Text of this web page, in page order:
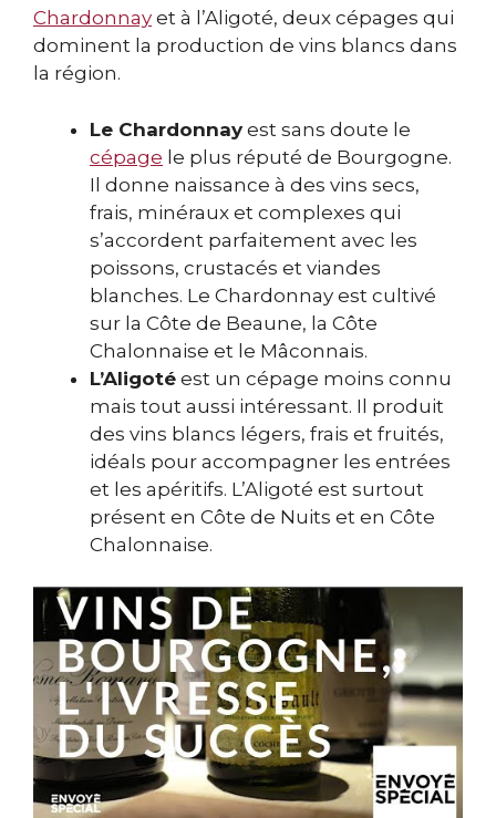
Chardonnay et à l’Aligoté, deux cépages qui
dominent la production de vins blancs dans
la région.
Le Chardonnay est sans doute le
cépage le plus réputé de Bourgogne.
Il donne naissance à des vins secs,
frais, minéraux et complexes qui
s’accordent parfaitement avec les
poissons, crustacés et viandes
blanches. Le Chardonnay est cultivé
sur la Côte de Beaune, la Côte
Chalonnaise et le Mâconnais.
L’Aligoté est un cépage moins connu
mais tout aussi intéressant. Il produit
des vins blancs légers, frais et fruités,
idéals pour accompagner les entrées
et les apéritifs. L’Aligoté est surtout
présent en Côte de Nuits et en Côte
Chalonnaise.